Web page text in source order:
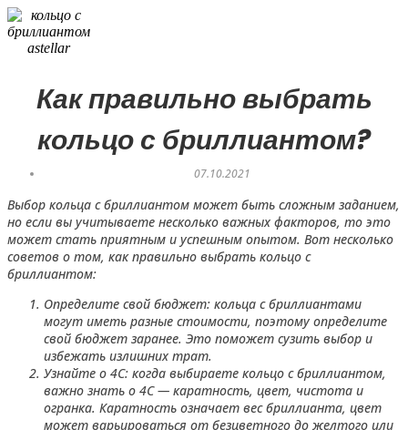
Как правильно выбрать
кольцо с бриллиантом?
07.10.2021
Выбор кольца с бриллиантом может быть сложным заданием,
но если вы учитываете несколько важных факторов, то это
может стать приятным и успешным опытом. Вот несколько
советов о том, как правильно выбрать кольцо с
бриллиантом:
Определите свой бюджет: кольца с бриллиантами
могут иметь разные стоимости, поэтому определите
свой бюджет заранее. Это поможет сузить выбор и
избежать излишних трат.
Узнайте о 4C: когда выбираете кольцо с бриллиантом,
важно знать о 4C — каратность, цвет, чистота и
огранка. Каратность означает вес бриллианта, цвет
может варьироваться от безцветного до желтого или